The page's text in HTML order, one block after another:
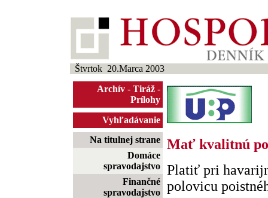
Štvrtok 20.Marca 2003
Archív - Tiráž -
Prílohy
Vyhľadávanie
Na titulnej strane
Domáce
spravodajstvo
Finančné
spravodajstvo
Mať kvalitnú
Platiť pri
polovicu